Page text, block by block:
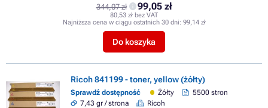
344,07 zł 99,05 zł
80,53 zł bez VAT
Najniższa cena w ciągu ostatnich 30 dni: 99,14 zł
Do koszyka
Ricoh 841199 - toner, yellow (żółty)
Sprawdź dostępność Żółty
5500 stron
7,43 gr / strona
Ricoh